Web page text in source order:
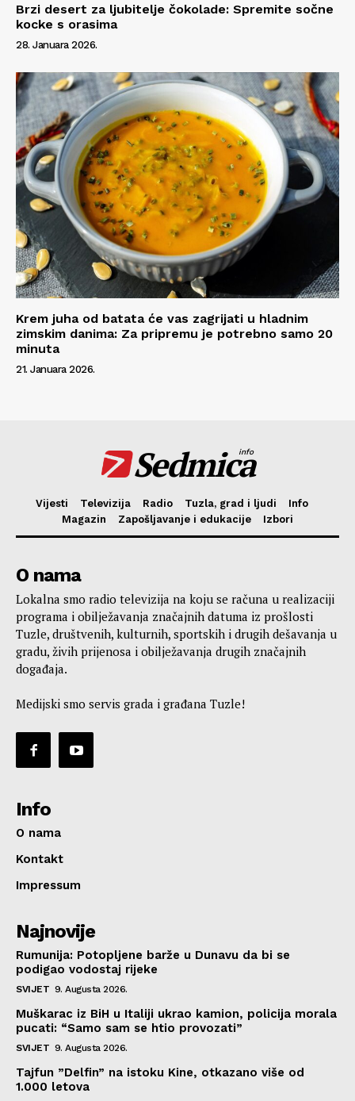
Brzi desert za ljubitelje čokolade: Spremite sočne
kocke s orasima
28. Januara 2026.
Krem juha od batata će vas zagrijati u hladnim
zimskim danima: Za pripremu je potrebno samo 20
minuta
21. Januara 2026.
Sedmica
info
Vijesti Televizija Radio Tuzla, grad i ljudi
Info
Magazin
Zapošljavanje i edukacije Izbori
O nama
Lokalna smo radio televizija na koju se računa u realizaciji
programa i obilježavanja značajnih datuma iz prošlosti
Tuzle, društvenih, kulturnih, sportskih i drugih dešavanja u
gradu, živih prijenosa i obilježavanja drugih značajnih
događaja.
Medijski smo servis grada i građana Tuzle!
Info
O nama
Kontakt
Impressum
Najnovije
Rumunija: Potopljene barže u Dunavu da bi se
podigao vodostaj rijeke
SVIJET 9. Augusta 2026.
Muškarac iz BiH u Italiji ukrao kamion, policija morala
pucati: “Samo sam se htio provozati”
SVIJET 9. Augusta 2026.
Tajfun ”Delfin” na istoku Kine, otkazano više od
1.000 letova